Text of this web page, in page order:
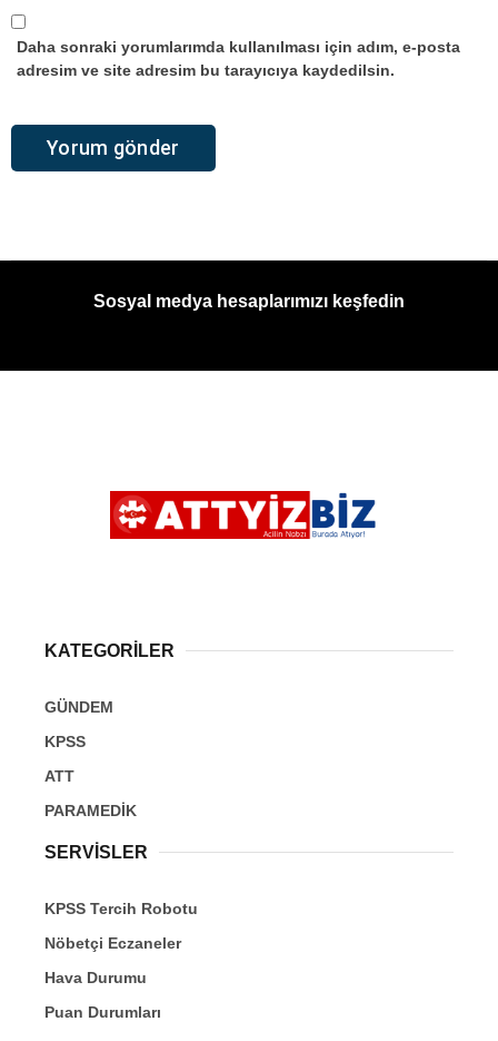
Daha sonraki yorumlarımda kullanılması için adım, e-posta
adresim ve site adresim bu tarayıcıya kaydedilsin.
Sosyal medya hesaplarımızı keşfedin
KATEGORİLER
GÜNDEM
KPSS
ATT
PARAMEDİK
SERVİSLER
KPSS Tercih Robotu
Nöbetçi Eczaneler
Hava Durumu
Puan Durumları